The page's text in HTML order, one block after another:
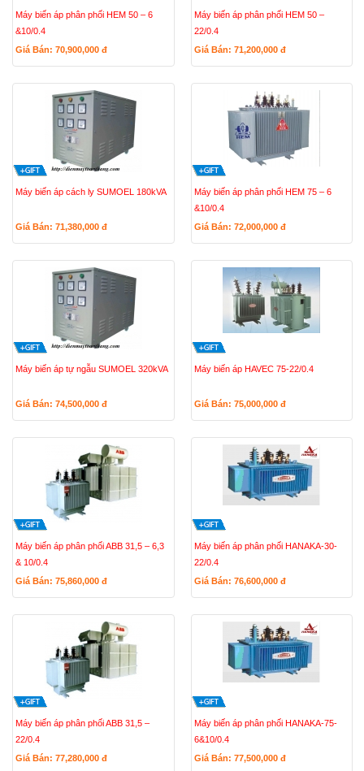
Máy biến áp phân phối HEM 50 – 6
&10/0.4
Giá Bán: 70,900,000 đ
Máy biến áp phân phối HEM 50 –
22/0.4
Giá Bán: 71,200,000 đ
Máy biến áp cách ly SUMOEL 180kVA
Giá Bán: 71,380,000 đ
Máy biến áp phân phối HEM 75 – 6
&10/0.4
Giá Bán: 72,000,000 đ
Máy biến áp tự ngẫu SUMOEL 320kVA
Giá Bán: 74,500,000 đ
Máy biến áp HAVEC 75-22/0.4
Giá Bán: 75,000,000 đ
Máy biến áp phân phối ABB 31,5 – 6,3
& 10/0.4
Giá Bán: 75,860,000 đ
Máy biến áp phân phối HANAKA-30-
22/0.4
Giá Bán: 76,600,000 đ
Máy biến áp phân phối ABB 31,5 –
22/0.4
Giá Bán: 77,280,000 đ
Máy biến áp phân phối HANAKA-75-
6&10/0.4
Giá Bán: 77,500,000 đ